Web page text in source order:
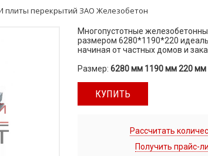
плиты перекрытий ЗАО Железобетон
Многопустотные
размером 6280*1190*220
начиная от частных домов и
Размер: 6280 мм 1190 мм 220 мм
КУПИТЬ
Рассчитать
Получить прайс-